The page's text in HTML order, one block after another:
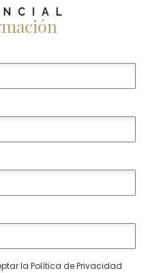
la Política de Privacidad